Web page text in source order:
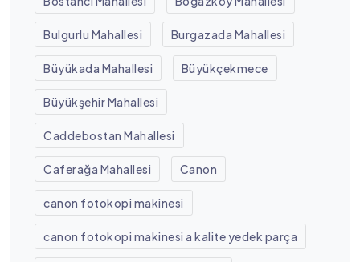
Bulgurlu Mahallesi Burgazada Mahallesi
Büyükada Mahallesi Büyükçekmece
Büyükşehir Mahallesi
Caddebostan Mahallesi
Caferağa Mahallesi Canon
canon fotokopi makinesi
canon fotokopi makinesi a kalite yedek parça